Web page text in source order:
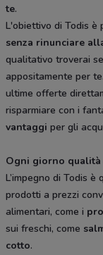
te.
L'obiettivo di Todis è
senza rinunciare
qualitativo troverai
appositamente per
ultime offerte
risparmiare con i
vantaggi per gli
Ogni giorno qualità
L’impegno di Todis
prodotti a prezzi
alimentari, come i
sui freschi, come
cotto.